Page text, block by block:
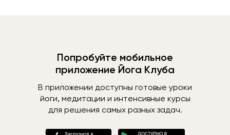
Попробуйте мобильное
приложение Йога Клуба
В приложении доступны готовые уроки
йоги, медитации и интенсивные курсы
для решения самых разных задач.